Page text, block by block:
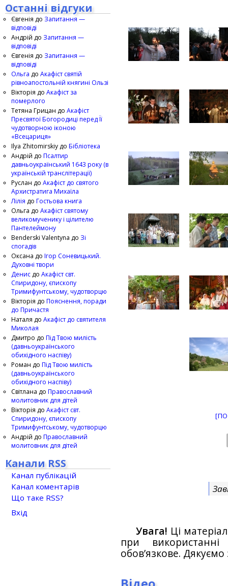
Увага! Ці
при
обов’язкове.
Останні відгуки
Євгенія до Запитання —
відповіді
Андрій до Запитання —
відповіді
Євгенія до Запитання —
відповіді
Ольга до Акафіст святій
рівноапостольній княгині Ользі
Вікторія до Акафіст за
померлого
Тетяна Грицан до Акафіст
Пресвятої Богородиці перед Її
чудотворною іконою
«Всецариця»
Ilya Zhitomirskiy до Бібліотека
Андрій до Псалтир
давньоукраїнський 1643 року (в
українській транслітерації)
Руслан до Акафіст до святого
Архистратига Михаїла
Лілія до Гостьова книга
Ольга до Акафіст святому
великомученику і цілителю
Пантелеймону
Benderski Valentyna до Зі
спогадів
Оксана до Ігор Соневицький.
Духовні твори
Денис до Акафіст свт.
Спиридону, єпископу
Тримифунтському, чудотворцю
Вікторія до Пояснення, поради
до Причастя
Наталя до Акафіст до святителя
Миколая
Дмитро до Під Твою милість
(давньоукраїнського
обихідного наспіву)
Роман до Під Твою милість
(давньоукраїнського
обихідного наспіву)
Світлана до Православний
молитовник для дітей
Вікторія до Акафіст свт.
Спиридону, єпископу
Тримифунтському, чудотворцю
Андрій до Православний
молитовник для дітей
Канали RSS
Канал публікацій
Канал коментарів
Що таке RSS?
Вхід